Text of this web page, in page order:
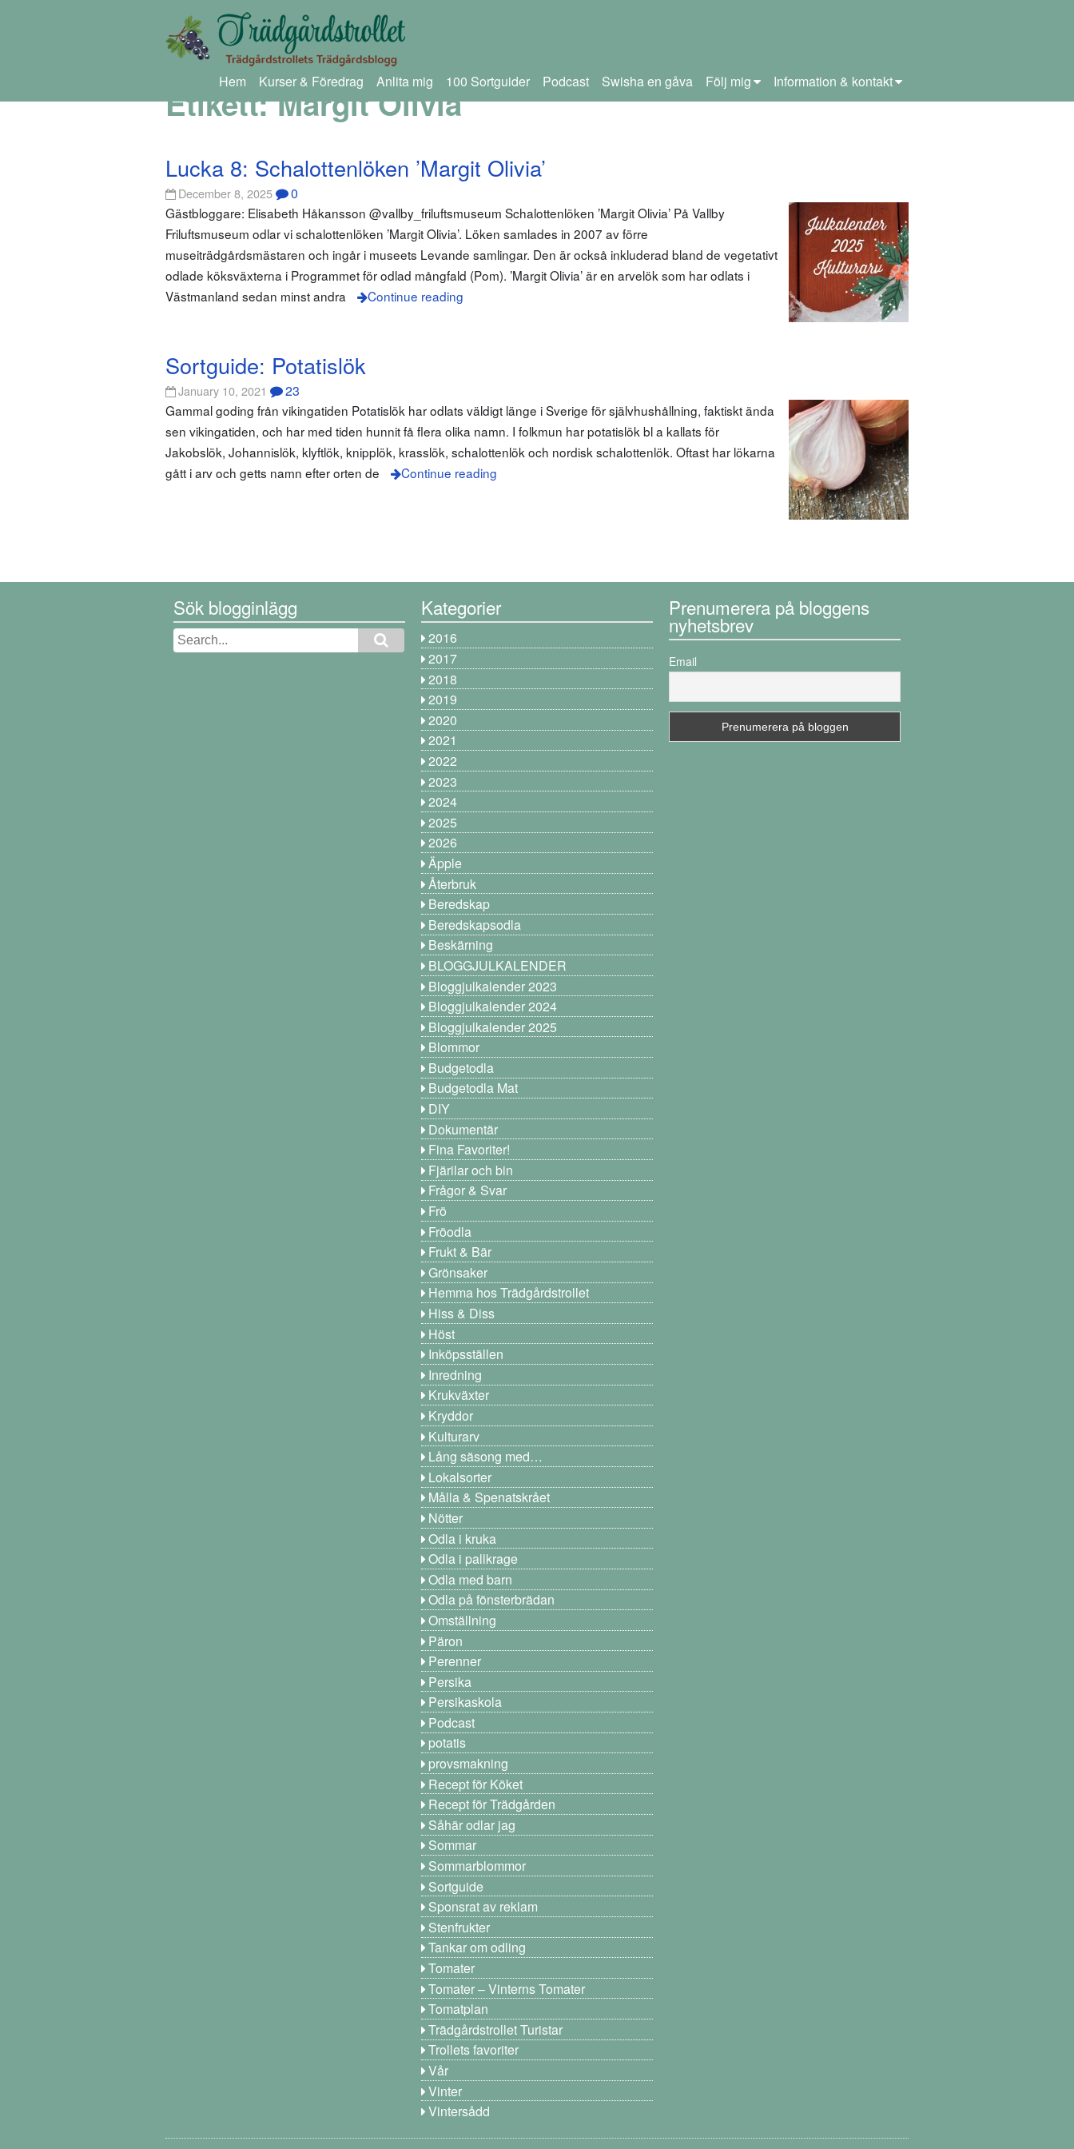
Hem Kurser & Föredrag Anlita mig 100 Sortguider Podcast Swisha en gåva Följ mig Information & kontakt
Etikett:Margit Olivia
Lucka 8: Schalottenlöken ’Margit Olivia’
December 8, 2025 0
Gästbloggare: Elisabeth Håkansson @vallby_friluftsmuseum Schalottenlöken ’Margit Olivia’ På Vallby
Friluftsmuseum odlar vi schalottenlöken ’Margit Olivia’. Löken samlades in 2007 av förre
museiträdgårdsmästaren och ingår i museets Levande samlingar. Den är också inkluderad bland de vegetativt
odlade köksväxterna i Programmet för odlad mångfald (Pom). ’Margit Olivia’ är en arvelök som har odlats i
Västmanland sedan minst andra
Continue reading
Sortguide: Potatislök
January 10, 2021 23
Gammal goding från vikingatiden Potatislök har odlats väldigt länge i Sverige för självhushållning, faktiskt ända
sen vikingatiden, och har med tiden hunnit få flera olika namn. I folkmun har potatislök bl a kallats för
Jakobslök, Johannislök, klyftlök, knipplök, krasslök, schalottenlök och nordisk schalottenlök. Oftast har lökarna
gått i arv och getts namn efter orten de
Continue reading
Sök blogginlägg Kategorier
2016
2017
2018
2019
2020
2021
2022
2023
2024
2025
2026
Äpple
Återbruk
Beredskap
Beredskapsodla
Beskärning
BLOGGJULKALENDER
Bloggjulkalender 2023
Bloggjulkalender 2024
Bloggjulkalender 2025
Blommor
Budgetodla
Budgetodla Mat
DIY
Dokumentär
Fina Favoriter!
Fjärilar och bin
Frågor & Svar
Frö
Fröodla
Frukt & Bär
Grönsaker
Hemma hos Trädgårdstrollet
Hiss & Diss
Höst
Inköpsställen
Inredning
Krukväxter
Kryddor
Kulturarv
Lång säsong med…
Lokalsorter
Målla & Spenatskrået
Nötter
Odla i kruka
Odla i pallkrage
Odla med barn
Odla på fönsterbrädan
Omställning
Päron
Perenner
Persika
Persikaskola
Podcast
potatis
provsmakning
Recept för Köket
Recept för Trädgården
Såhär odlar jag
Sommar
Sommarblommor
Sortguide
Sponsrat av reklam
Stenfrukter
Tankar om odling
Tomater
Tomater – Vinterns Tomater
Tomatplan
Trädgårdstrollet Turistar
Trollets favoriter
Vår
Vinter
Vintersådd
Prenumerera på bloggens
nyhetsbrev
Email